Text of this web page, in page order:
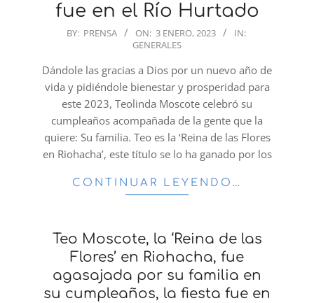
fue en el Río Hurtado
2023-
03
BY: PRENSA ON: 3 ENERO, 2023
IN:
GENERALES
Dándole las gracias a Dios por un nuevo año de
vida y pidiéndole bienestar y prosperidad para
este 2023, Teolinda Moscote celebró su
cumpleaños acompañada de la gente que la
quiere: Su familia. Teo es la ‘Reina de las Flores
en Riohacha’, este título se lo ha ganado por los
CONTINUAR LEYENDO…
Teo Moscote, la ‘Reina de las
Flores’ en Riohacha, fue
agasajada por su familia en
su cumpleaños, la fiesta fue en